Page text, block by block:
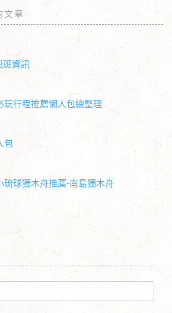
文章
班資訊
玩行程推薦懶人包總整理
包
琉球獨木舟推薦-南島獨木舟